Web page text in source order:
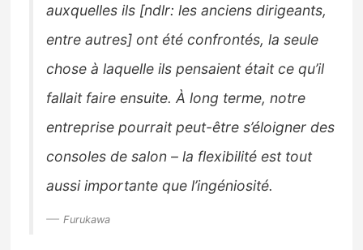
auxquelles ils [ndlr: les anciens dirigeants,
entre autres] ont été confrontés, la seule
chose à laquelle ils pensaient était ce qu’il
fallait faire ensuite. À long terme, notre
entreprise pourrait peut-être s’éloigner des
consoles de salon – la flexibilité est tout
aussi importante que l’ingéniosité.
Furukawa